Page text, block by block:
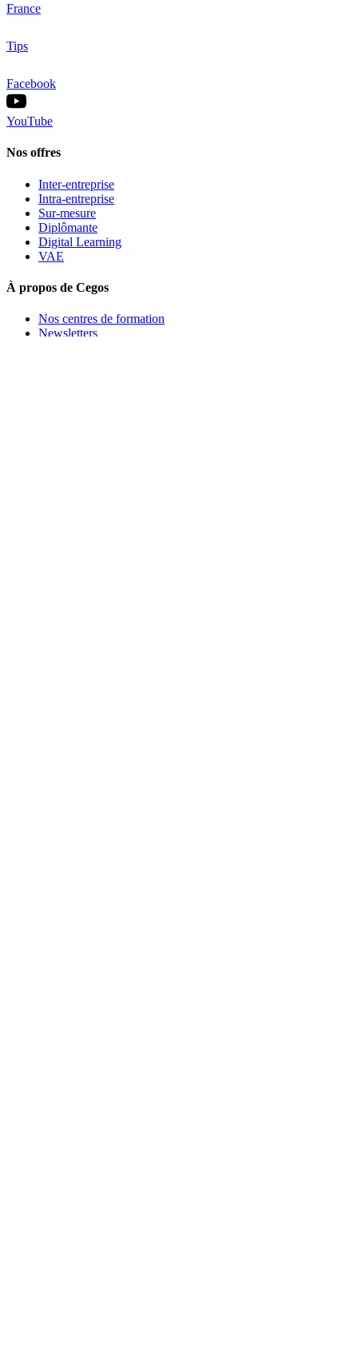
France
Tips
Facebook
YouTube
Nos offres
Inter-entreprise
Intra-entreprise
Sur-mesure
Diplômante
Digital Learning
VAE
À propos de Cegos
Nos centres de formation
Newsletters